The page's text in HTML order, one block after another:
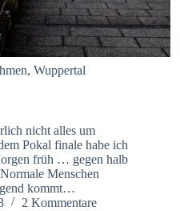
, Wuppertal
nicht alles um
Pokal finale habe ich
früh … gegen halb
Menschen
kommt…
2 Kommentare